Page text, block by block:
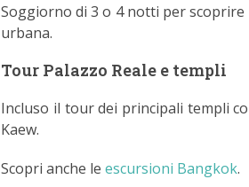
Soggiorno di 3 o 4 notti per
urbana.
Tour Palazzo Reale e templi
Incluso il tour dei principali templi
Kaew.
Scopri anche leescursioni Bangkok.